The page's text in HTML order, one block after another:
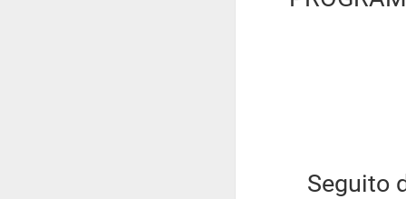
Seguito